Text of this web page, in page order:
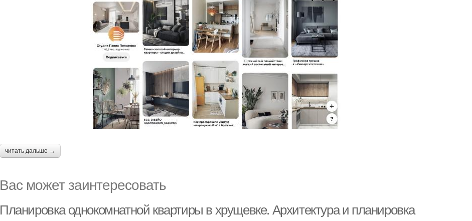
читать дальше →
Вас может заинтересовать
Планировка однокомнатной квартиры в хрущевке. Архитектура и планировка